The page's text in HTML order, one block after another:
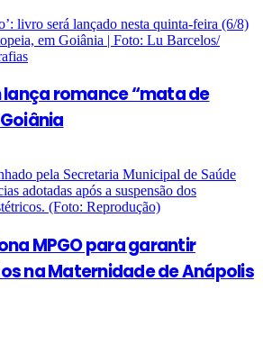
lança romance “mata de
MPGO para garantir
na Maternidade de Anápolis